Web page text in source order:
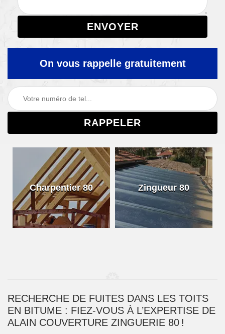
On vous rappelle gratuitement
Charpentier 80 Zingueur 80
RECHERCHE DE FUITES DANS LES TOITS
EN BITUME : FIEZ-VOUS À L’EXPERTISE DE
ALAIN COUVERTURE ZINGUERIE 80 !